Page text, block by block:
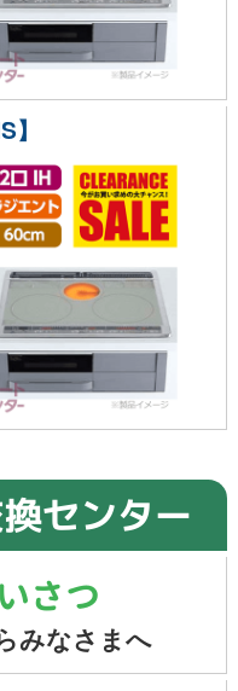
センター
さつ
みなさまへ